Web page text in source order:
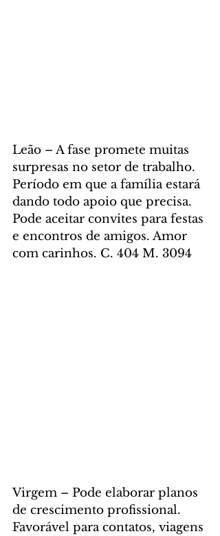
Leão – A fase promete muitas
surpresas no setor de trabalho.
Período em que a família estará
dando todo apoio que precisa.
Pode aceitar convites para festas
e encontros de amigos. Amor
com carinhos. C. 404 M. 3094
Virgem – Pode elaborar planos
de crescimento profissional.
Favorável para contatos, viagens